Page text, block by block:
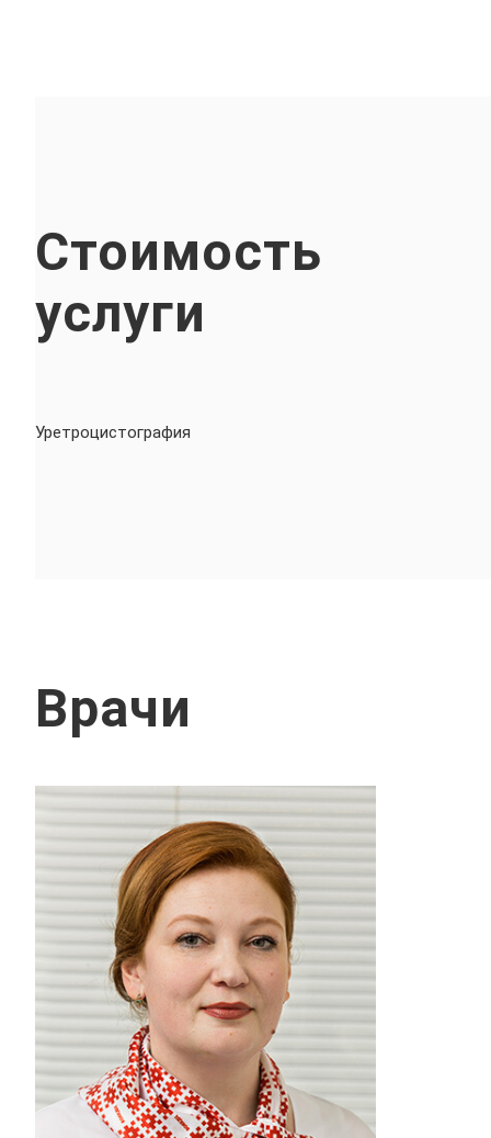
Стоимость
услуги
Уретроцистография
Врачи